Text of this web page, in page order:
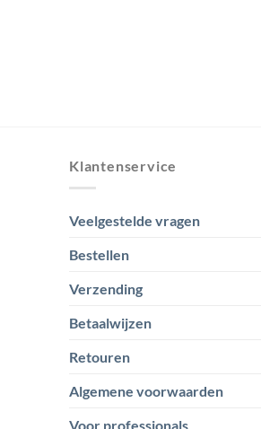
Klantenservice
Veelgestelde vragen
Bestellen
Verzending
Betaalwijzen
Retouren
Algemene voorwaarden
Voor professionals